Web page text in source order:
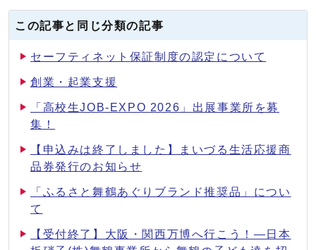
この記事と同じ分類の記事
セーフティネット保証制度の認定について
創業・起業支援
「高校生JOB-EXPO 2026」出展事業所を募
集！
【申込みは終了しました】まいづる生活応援商
品券発行のお知らせ
「ふるさと舞鶴あぐりブランド推奨品」につい
て
【受付終了】大阪・関西万博へ行こう！―日本